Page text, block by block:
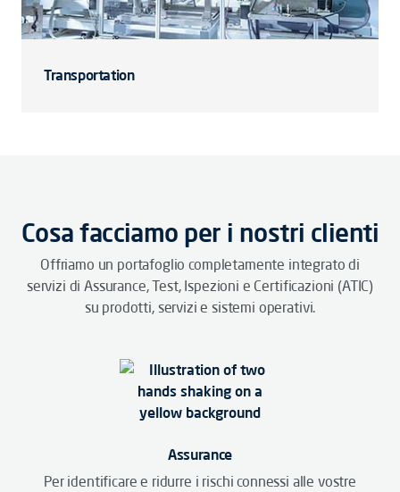
Transportation
Cosa facciamo per i nostri clienti
Offriamo un portafoglio completamente integrato di
servizi di Assurance, Test, Ispezioni e Certificazioni (ATIC)
su prodotti, servizi e sistemi operativi.
Assurance
Per identificare e ridurre i rischi connessi alle vostre